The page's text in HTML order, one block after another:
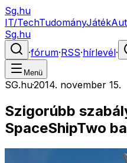
Sg.hu
IT/TechTudományJáték
Sg.hu
·fórum·RSS·hírlevél·
Menü
SG.hu·2014. november 15.
Szigorúbb
SpaceShipTwo